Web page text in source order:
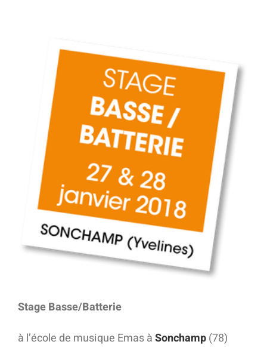
agrandie
Stage Basse/Batterie
à l’école de musique Emas àSonchamp(78)